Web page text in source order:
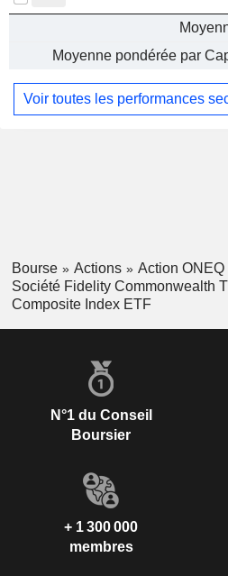
Moyenne pondérée par
Voir toutes les performances
Bourse Actions
Action ONEQ
Société Fidelity Commonwealth
Composite Index ETF
N°1 du Conseil
Boursier
+ 1 300 000
membres